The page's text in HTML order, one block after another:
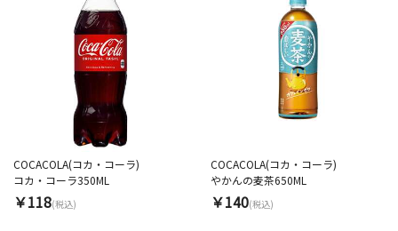
COCACOLA(コカ・コーラ)
コカ・コーラ350ML
￥118(税込)
COCACOLA(コカ・コーラ)
やかんの麦茶650ML
￥140(税込)